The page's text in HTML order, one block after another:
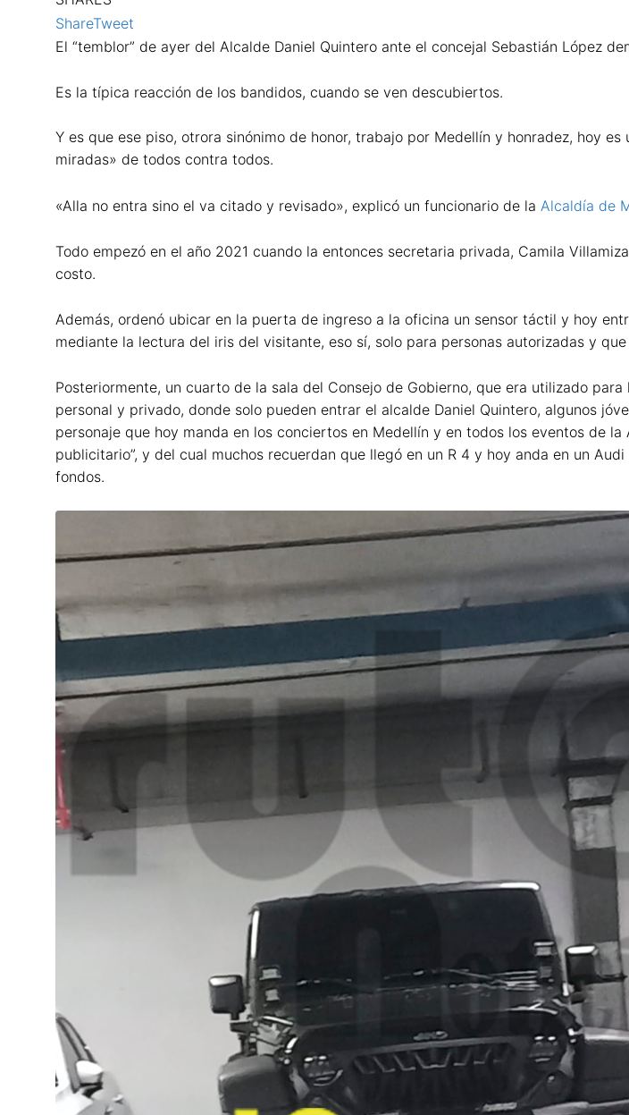
ShareTweet
El “temblor” de ayer del Alcalde Daniel Quintero ante el concejal Sebastián López
Es la típica reacción de los bandidos, cuando se ven descubiertos.
Y es que ese piso, otrora sinónimo de honor, trabajo por Medellín y honradez, hoy
miradas» de todos contra todos.
«Alla no entra sino el va citado y revisado», explicó un funcionario de la Alcaldía de
Todo empezó en el año 2021 cuando la entonces secretaria privada, Camila
costo.
Además, ordenó ubicar en la puerta de ingreso a la oficina un sensor táctil y hoy
mediante la lectura del iris del visitante, eso sí, solo para personas autorizadas y
Posteriormente, un cuarto de la sala del Consejo de Gobierno, que era utilizado
personal y privado, donde solo pueden entrar el alcalde Daniel Quintero, algunos
personaje que hoy manda en los conciertos en Medellín y en todos los eventos de
publicitario”, y del cual muchos recuerdan que llegó en un R 4 y hoy anda en un
fondos.